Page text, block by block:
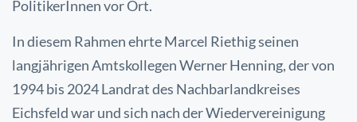
PolitikerInnen vor Ort.
In diesem Rahmen ehrte Marcel Riethig seinen
langjährigen Amtskollegen Werner Henning, der von
1994 bis 2024 Landrat des Nachbarlandkreises
Eichsfeld war und sich nach der Wiedervereinigung